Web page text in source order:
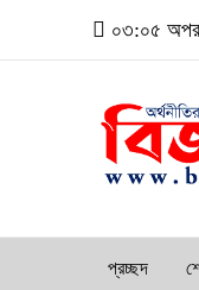
০৩:০৫
প্রচ্ছদ